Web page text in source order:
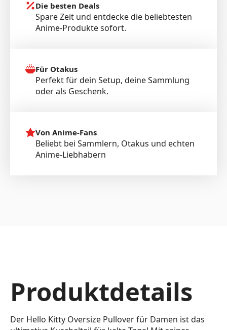
Die besten Deals
Spare Zeit und entdecke die beliebtesten
Anime-Produkte sofort.
Für Otakus
Perfekt für dein Setup, deine Sammlung
oder als Geschenk.
Von Anime-Fans
Beliebt bei Sammlern, Otakus und echten
Anime-Liebhabern
Produktdetails
Der Hello Kitty Oversize Pullover für Damen ist das